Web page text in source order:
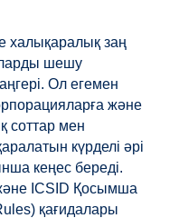
халықаралық заң
шешу
Ол егемен
және
соттар мен
күрделі әрі
кеңес береді.
ICSID Қосымша
қағидалары